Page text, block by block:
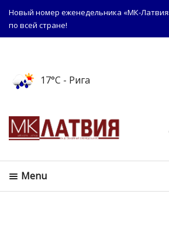
Новый номер еженедельника «МК-
по всей стране!
17°C - Рига
Menu